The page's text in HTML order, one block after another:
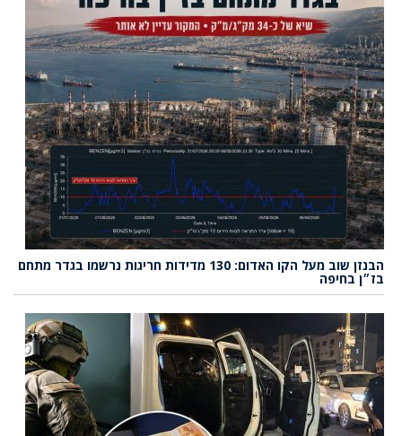
הבנזן שוב מעל הקו האדום: 130 מדידות חריגות נרשמו בגדר מתחם
בז״ן בחיפה